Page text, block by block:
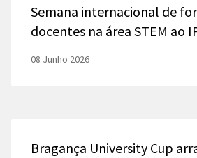
Semana internacional de
docentes na área STEM ao
08 Junho 2026
Bragança University Cup